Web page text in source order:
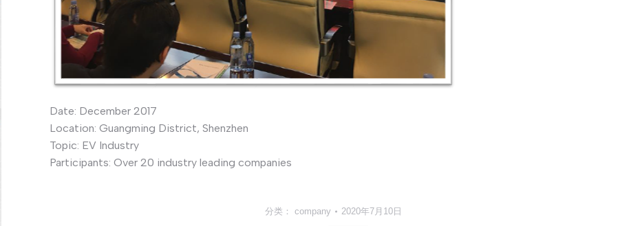
Date: December 2017
Location: Guangming District, Shenzhen
Topic: EV Industry
Participants: Over 20 industry leading companies
分类： company 2020年7月10日